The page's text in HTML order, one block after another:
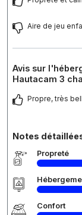
Aire de jeu
Avis sur
Hautacam 3
Propre, très
Notes
Propreté
Confort